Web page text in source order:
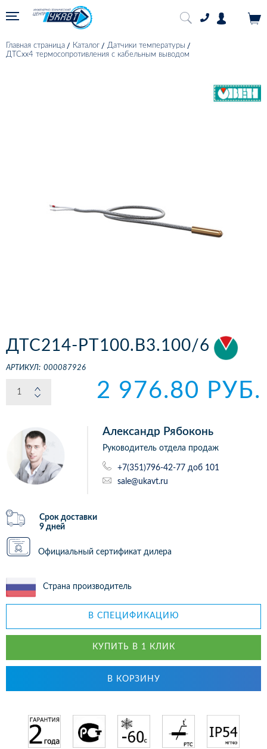
Главная страница Каталог
Датчики температуры
ДТСхх4 термосопротивления с кабельным выводом
ДТС214-РТ100.В3.100/6
АРТИКУЛ: 000087926
2 976.80 РУБ.
Александр Рябоконь
Руководитель отдела продаж
+7(351)796-42-77 доб 101
sale@ukavt.ru
Срок доставки
9 дней
Официальный сертификат дилера
Страна производитель
В СПЕЦИФИКАЦИЮ
КУПИТЬ В 1 КЛИК
В КОРЗИНУ